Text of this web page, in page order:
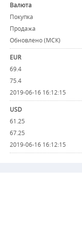
Валюта
Покупка
Продажа
Обновлено (МСК)
EUR
69.4
75.4
2019-06-16 16:12:15
USD
61.25
67.25
2019-06-16 16:12:15